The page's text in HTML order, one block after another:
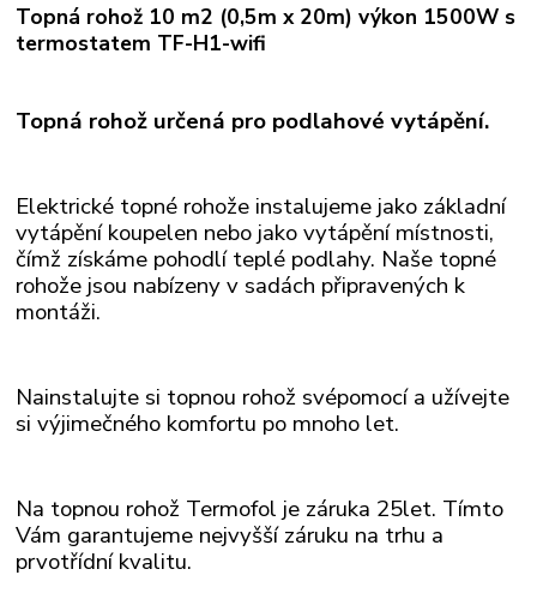
Topná rohož 10 m2 (0,5m x 20m) výkon 1500W s
termostatem TF-H1-wifi
Topná rohož určená pro podlahové vytápění.
Elektrické topné rohože instalujeme jako základní
vytápění koupelen nebo jako vytápění místnosti,
čímž získáme pohodlí teplé podlahy. Naše topné
rohože jsou nabízeny v sadách připravených k
montáži.
Nainstalujte si topnou rohož svépomocí a užívejte
si výjimečného komfortu po mnoho let.
Na topnou rohož Termofol je záruka 25let. Tímto
Vám garantujeme nejvyšší záruku na trhu a
prvotřídní kvalitu.